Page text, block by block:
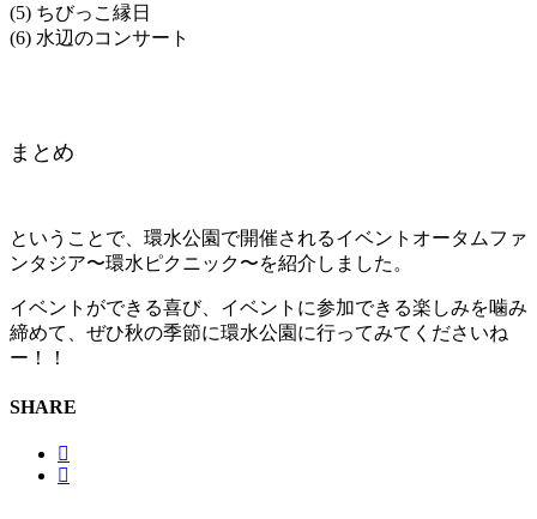
(5) ちびっこ縁日
(6) 水辺のコンサート
まとめ
ということで、環水公園で開催されるイベントオータムファ
ンタジア〜環水ピクニック〜を紹介しました。
イベントができる喜び、イベントに参加できる楽しみを噛み
締めて、ぜひ秋の季節に環水公園に行ってみてくださいね
ー！！
SHARE